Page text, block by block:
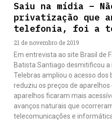
Saiu na mídia –
privatização que
telefonia, foi a
21 de novembro de 2019
Em entrevista ao site Brasil de
Batista Santiago desmitificou
Telebras ampliou o acesso dos
reduziu os preços de
aparelhos ficaram mais
avanços naturais que
telecomunicações e